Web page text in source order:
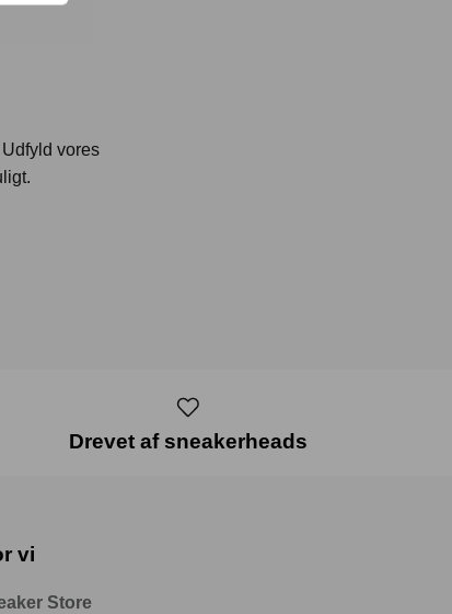
vores
Drevet af sneakerheads
vi
Store